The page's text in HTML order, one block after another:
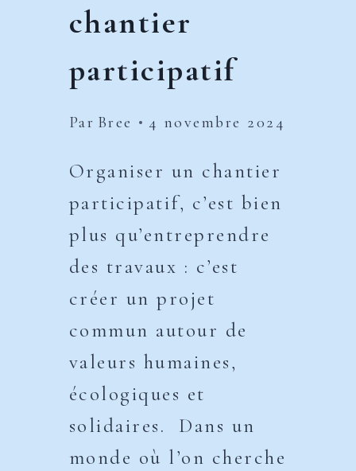
chantier
participatif
Par Bree 4 novembre 2024
Organiser un chantier
participatif, c’est bien
plus qu’entreprendre
des travaux : c’est
créer un projet
commun autour de
valeurs humaines,
écologiques et
solidaires. Dans un
monde où l’on cherche